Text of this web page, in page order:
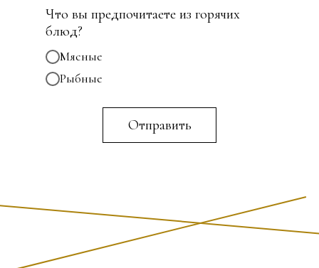
Что вы предпочитаете из горячих
блюд?
Мясные
Рыбные
Отправить